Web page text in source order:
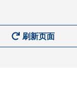
刷新页面